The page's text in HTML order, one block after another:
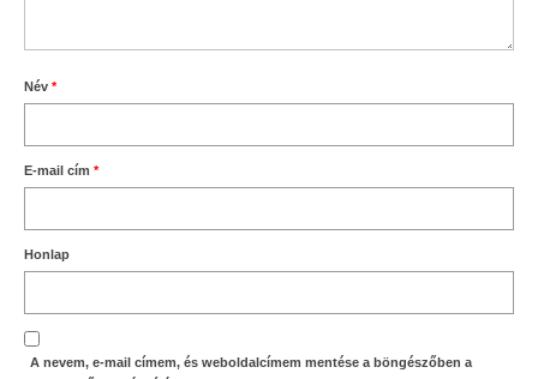
Név *
E-mail cím *
Honlap
A nevem, e-mail címem, és weboldalcímem mentése a böngészőben a